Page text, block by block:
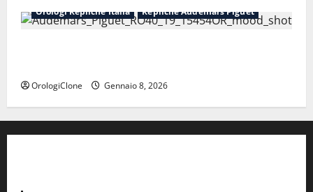
Orologi Repliche Italia
Repliche Audemars Piguet
OrologiClone Gennaio 8, 2026